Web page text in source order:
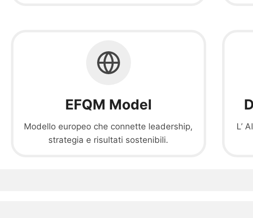
EFQM Model
Modello europeo che connette leadership,
strategia e risultati sostenibili.
L’